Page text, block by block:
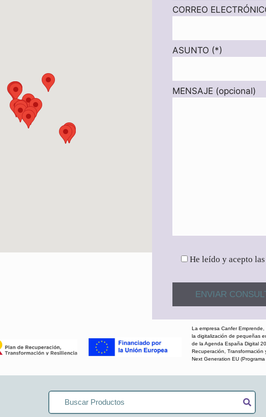
CORREO
ASUNTO (*)
MENSAJE (opcional)
He leído y acepto
La empresa Canfer
la digitalización de pequeñas
de la Agenda España Digital
Recuperación,
Next Generation EU